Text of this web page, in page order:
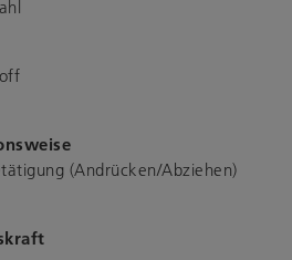
(Andrücken/Abziehen)